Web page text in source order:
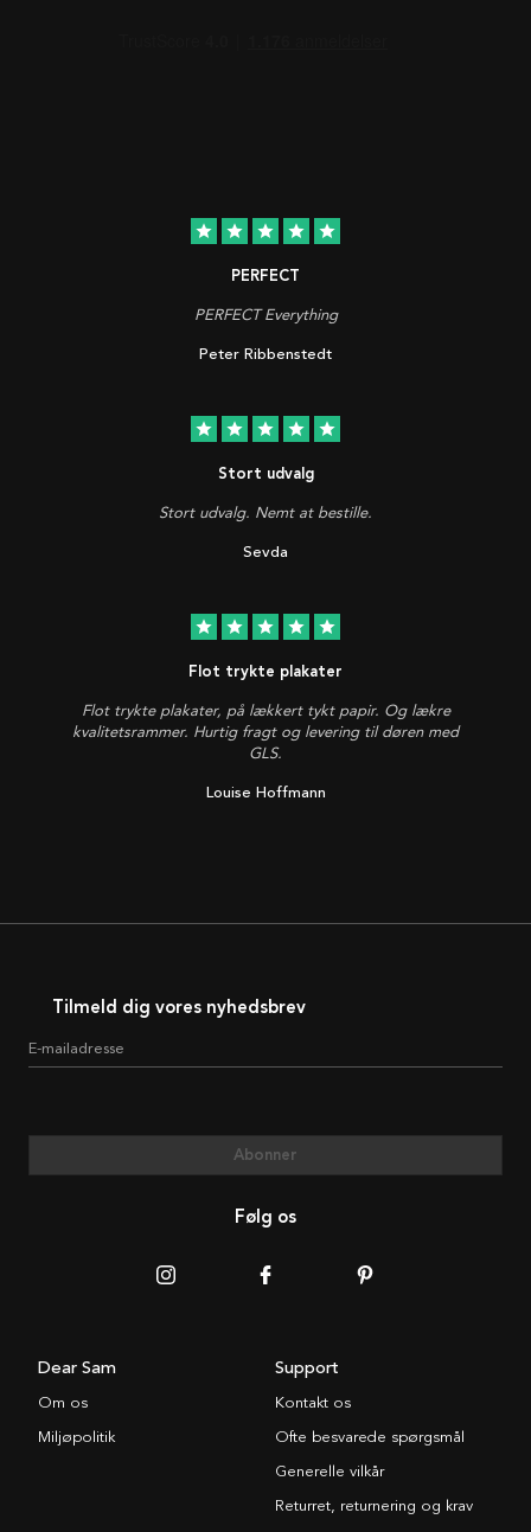
star star star star star
PERFECT
PERFECT Everything
Peter Ribbenstedt
star star star star star
Stort udvalg
Stort udvalg. Nemt at bestille.
Sevda
star star star star star
Flot trykte plakater
Flot trykte plakater, på lækkert tykt papir. Og lækre
kvalitetsrammer. Hurtig fragt og levering til døren med
GLS.
Louise Hoffmann
Tilmeld dig vores nyhedsbrev
E-mailadresse
Abonner
Følg os
Dear Sam
Om os
Miljøpolitik
Support
Kontakt os
Ofte besvarede spørgsmål
Generelle vilkår
Returret, returnering og krav